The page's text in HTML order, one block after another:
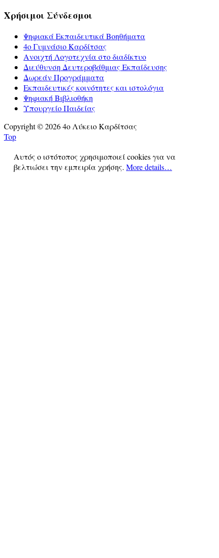
Χρήσιμοι Σύνδεσμοι
Ψηφιακά Εκπαιδευτικά Βοηθήματα
4ο Γυμνάσιο Καρδίτσας
Ανοιχτή Λογοτεχνία στο διαδίκτυο
Διεύθυνση Δευτεροβάθμιας Εκπαίδευσης
Δωρεάν Προγράμματα
Εκπαιδευτικές κοινότητες και ιστολόγια
Ψηφιακή Βιβλιοθήκη
Υπουργείο Παιδείας
Copyright © 2026 4ο Λύκειο Καρδίτσας
Top
Αυτός ο ιστότοπος χρησιμοποιεί cookies για να
βελτιώσει την εμπειρία χρήσης. More details…